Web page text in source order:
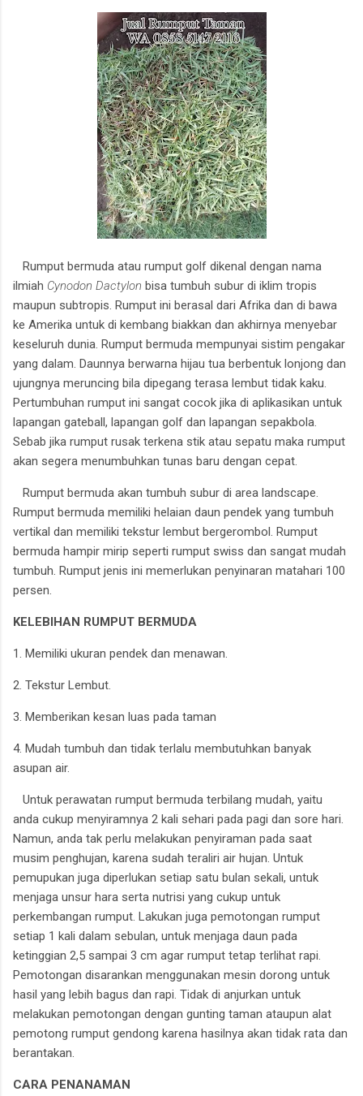
Rumput bermuda atau rumput golf dikenal dengan nama
ilmiah Cynodon Dactylon bisa tumbuh subur di iklim tropis
maupun subtropis. Rumput ini berasal dari Afrika dan di bawa
ke Amerika untuk di kembang biakkan dan akhirnya menyebar
keseluruh dunia. Rumput bermuda mempunyai sistim pengakar
yang dalam. Daunnya berwarna hijau tua berbentuk lonjong dan
ujungnya meruncing bila dipegang terasa lembut tidak kaku.
Pertumbuhan rumput ini sangat cocok jika di aplikasikan untuk
lapangan gateball, lapangan golf dan lapangan sepakbola.
Sebab jika rumput rusak terkena stik atau sepatu maka rumput
akan segera menumbuhkan tunas baru dengan cepat.
Rumput bermuda akan tumbuh subur di area landscape.
Rumput bermuda memiliki helaian daun pendek yang tumbuh
vertikal dan memiliki tekstur lembut bergerombol. Rumput
bermuda hampir mirip seperti rumput swiss dan sangat mudah
tumbuh. Rumput jenis ini memerlukan penyinaran matahari 100
persen.
KELEBIHAN RUMPUT BERMUDA
1. Memiliki ukuran pendek dan menawan.
2. Tekstur Lembut.
3. Memberikan kesan luas pada taman
4. Mudah tumbuh dan tidak terlalu membutuhkan banyak
asupan air.
Untuk perawatan rumput bermuda terbilang mudah, yaitu
anda cukup menyiramnya 2 kali sehari pada pagi dan sore hari.
Namun, anda tak perlu melakukan penyiraman pada saat
musim penghujan, karena sudah teraliri air hujan. Untuk
pemupukan juga diperlukan setiap satu bulan sekali, untuk
menjaga unsur hara serta nutrisi yang cukup untuk
perkembangan rumput. Lakukan juga pemotongan rumput
setiap 1 kali dalam sebulan, untuk menjaga daun pada
ketinggian 2,5 sampai 3 cm agar rumput tetap terlihat rapi.
Pemotongan disarankan menggunakan mesin dorong untuk
hasil yang lebih bagus dan rapi. Tidak di anjurkan untuk
melakukan pemotongan dengan gunting taman ataupun alat
pemotong rumput gendong karena hasilnya akan tidak rata dan
berantakan.
CARA PENANAMAN